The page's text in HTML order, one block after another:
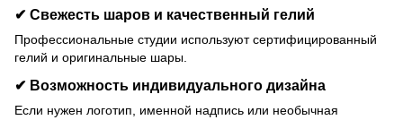
✔ Свежесть шаров и качественный гелий
Профессиональные студии используют сертифицированный
гелий и оригинальные шары.
✔ Возможность индивидуального дизайна
Если нужен логотип, именной надпись или необычная